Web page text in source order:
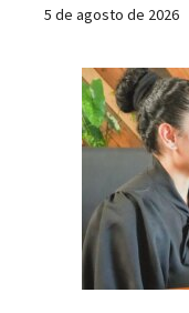
5 de agosto de 2026